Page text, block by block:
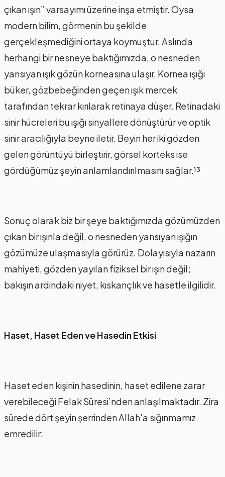
çıkan ışın” varsayımı üzerine inşa etmiştir. Oysa
modern bilim, görmenin bu şekilde
gerçekleşmediğini ortaya koymuştur. Aslında
herhangi bir nesneye baktığımızda, o nesneden
yansıyan ışık gözün korneasına ulaşır. Kornea ışığı
büker, gözbebeğinden geçen ışık mercek
tarafından tekrar kırılarak retinaya düşer. Retinadaki
sinir hücreleri bu ışığı sinyallere dönüştürür ve optik
sinir aracılığıyla beyne iletir. Beyin her iki gözden
gelen görüntüyü birleştirir, görsel korteks ise
gördüğümüz şeyin anlamlandırılmasını sağlar.¹³
Sonuç olarak biz bir şeye baktığımızda gözümüzden
çıkan bir ışınla değil, o nesneden yansıyan ışığın
gözümüze ulaşmasıyla görürüz. Dolayısıyla nazarın
mahiyeti, gözden yayılan fiziksel bir ışın değil;
bakışın ardındaki niyet, kıskançlık ve hasetle ilgilidir.
Haset, Haset Eden ve Hasedin Etkisi
Haset eden kişinin hasedinin, haset edilene zarar
verebileceği Felak Sûresi’nden anlaşılmaktadır. Zira
sûrede dört şeyin şerrinden Allah'a sığınmamız
emredilir: